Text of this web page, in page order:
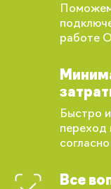
работе
Быстро
переход
Все